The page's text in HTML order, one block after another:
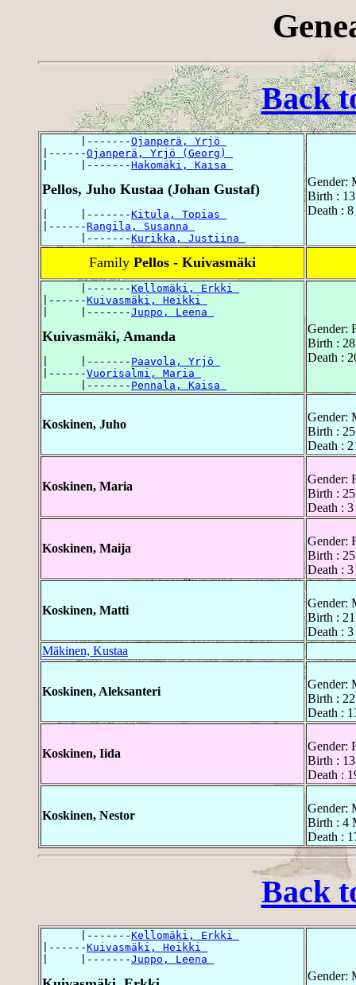
Back
      |-------
Ojanperä, Yrjö
|------Ojanperä, Yrjö (Georg)
|     |-------Hakomäki, Kaisa
Pellos, Juho Kustaa (Johan Gustaf)
|     |-------Kitula, Topias
|------Rangila, Susanna
      |-------
Kurikka, Justiina
Gender:
Birth :
Death :
Family Pellos - Kuivasmäki
      |-------
Kellomäki, Erkki
|------Kuivasmäki, Heikki
|     |-------Juppo, Leena
Kuivasmäki, Amanda
|     |------- Paavola, Yrjö
|------Vuorisalmi, Maria
      |-------
Pennala, Kaisa
Gender:
Birth :
Death :
Koskinen, Juho
Gender:
Birth :
Death :
Koskinen, Maria
Gender:
Birth :
Death :
Koskinen, Maija
Gender:
Birth :
Death :
Koskinen, Matti
Gender:
Birth :
Death :
Mäkinen, Kustaa
Koskinen, Aleksanteri
Gender:
Birth :
Death :
Koskinen, Iida
Gender:
Birth :
Death :
Koskinen, Nestor
Gender:
Birth : 4
Death :
Back
      |-------
Kellomäki, Erkki
|------Kuivasmäki, Heikki
|     |-------Juppo, Leena
Gender: